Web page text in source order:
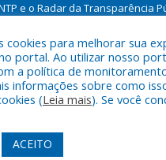
e o Radar da Transparência
direitos reservados a
Itupiranga.
Acessar Área Administrativa
cookies para melhorar sua
portal. Ao utilizar nosso
a política de
informações sobre como
(Leia mais). Se você
ACEITO